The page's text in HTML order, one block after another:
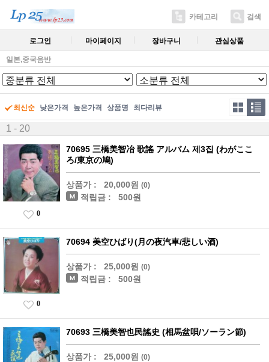
카테고리 검색
로그인 마이페이지 장바구니 관심상품
일본,중국음반
최신순 낮은가격 높은가격 상품명 최다리뷰
1 - 20
70695 三橋美智冶 歌謠 アルバム 제3집 (わがここ
ろ/東京の鳩)
상품가 : 20,000원 (0)
적립금 : 500원
0
70694 美空ひばり(月の夜汽車/悲しい酒)
상품가 : 25,000원 (0)
적립금 : 500원
0
70693 三橋美智也民謠史 (相馬盆唄/ソーラン節)
상품가 : 25,000원 (0)